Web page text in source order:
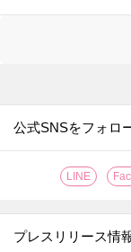
公式SNSをフォロ
LINE
プレスリリース情